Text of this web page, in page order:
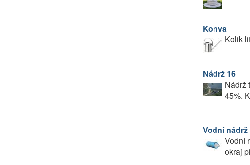
Konva
Kolik
Nádrž 16
Nádrž
45%.
Vodní nádrž
Vodní
okraj